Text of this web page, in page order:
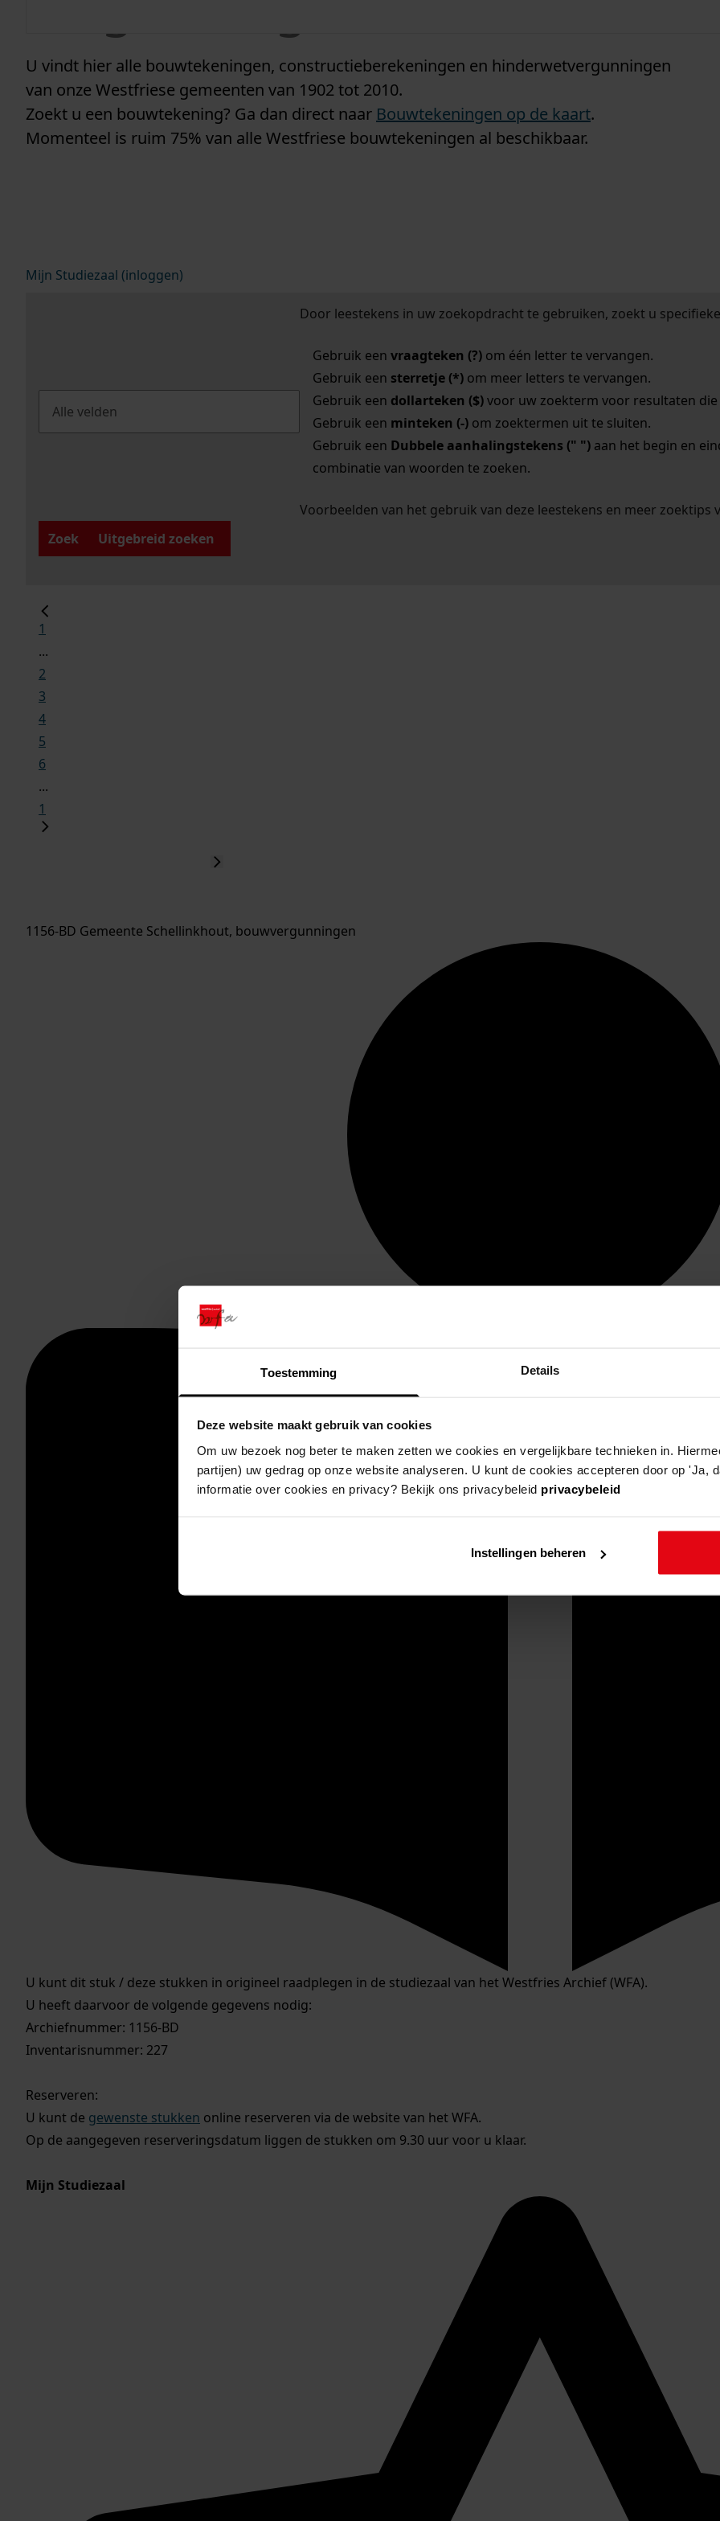
Toestemming Details
Deze website maakt gebruik van cookies
Om uw bezoek nog beter te maken zetten we cookies en vergelijkbare technieken in.
partijen) uw gedrag op onze website analyseren. U kunt de cookies accepteren door op 'Ja,
informatie over cookies en privacy? Bekijk ons privacybeleid privacybeleid
Instellingen beheren
U vindt hier alle bouwtekeningen, constructieberekeningen en hinderwetvergunningen
van onze Westfriese gemeenten van 1902 tot 2010.
Zoekt u een bouwtekening? Ga dan direct naar Bouwtekeningen op de kaart.
Momenteel is ruim 75% van alle Westfriese bouwtekeningen al beschikbaar.
Mijn Studiezaal (inloggen)
Door leestekens in uw zoekopdracht te gebruiken, zoekt u
Gebruik een vraagteken (?)om één letter te vervangen.
Gebruik een sterretje (*)om meer letters te vervangen.
Gebruik een dollarteken ($)voor uw zoekterm voor resultaten die
Gebruik een minteken (-)om zoektermen uit te sluiten.
Gebruik een Dubbele aanhalingstekens (" ")aan het begin en
combinatie van woorden te zoeken.
Voorbeelden van het gebruik van deze leestekens en meer zoektips
Zoek
Uitgebreid zoeken
1
...
2
3
4
5
6
...
1
1156-BD Gemeente Schellinkhout, bouwvergunningen
U kunt dit stuk / deze stukken in origineel raadplegen in de studiezaal van het Westfries Archief (WFA).
U heeft daarvoor de volgende gegevens nodig:
Archiefnummer: 1156-BD
Inventarisnummer: 227
Reserveren:
U kunt de gewenste stukken online reserveren via de website van het WFA.
Op de aangegeven reserveringsdatum liggen de stukken om 9.30 uur voor u klaar.
Mijn Studiezaal